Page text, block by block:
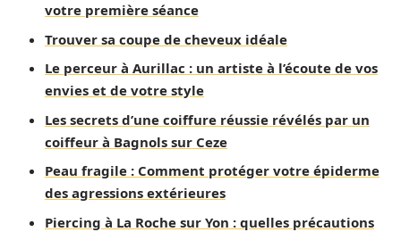
votre première séance
Trouver sa coupe de cheveux idéale
Le perceur à Aurillac : un artiste à l’écoute de vos
envies et de votre style
Les secrets d’une coiffure réussie révélés par un
coiffeur à Bagnols sur Ceze
Peau fragile : Comment protéger votre épiderme
des agressions extérieures
Piercing à La Roche sur Yon : quelles précautions